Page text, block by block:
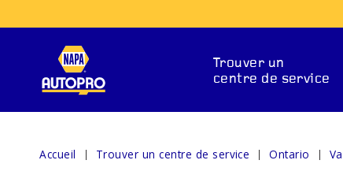
Trouver un
centre de service
SERVICES DE
Accueil Trouver un centre de service Ontario